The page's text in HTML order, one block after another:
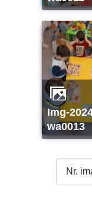
img-20240528-
wa0013